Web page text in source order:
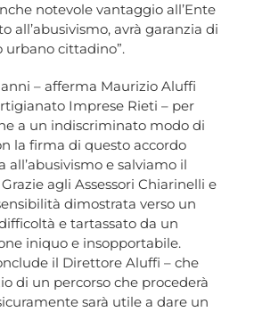
notevole vantaggio all’Ente
all’abusivismo, avrà garanzia di
cittadino”.
– afferma Maurizio Aluffi
Imprese Rieti – per
a un indiscriminato modo di
la firma di questo accordo
all’abusivismo e salviamo il
agli Assessori Chiarinelli e
dimostrata verso un
e tartassato da un
iniquo e insopportabile.
il Direttore Aluffi – che
di un percorso che procederà
sarà utile a dare un